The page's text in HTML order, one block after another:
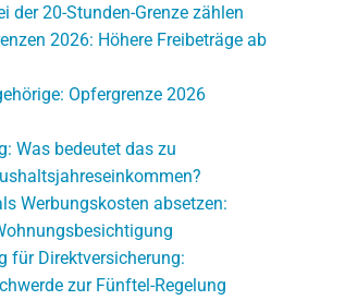
der 20-Stunden-Grenze zählen
2026: Höhere Freibeträge ab
Opfergrenze 2026
Was bedeutet das zu
Werbungskosten absetzen:
für Direktversicherung:
zur Fünftel-Regelung